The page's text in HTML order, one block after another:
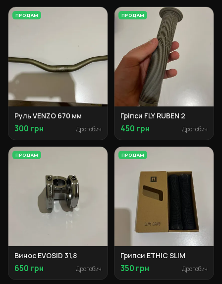
ПРОДАМ
Руль VENZO 670 мм
300 грн Дрогобич
ПРОДАМ
Гріпси FLY RUBEN 2
450 грн Дрогобич
ПРОДАМ
Винос EVOSID 31,8
650 грн Дрогобич
ПРОДАМ
Грипси ETHIC SLIM
350 грн Дрогобич